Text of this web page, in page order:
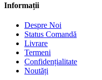
Informații
Despre Noi
Status Comandă
Livrare
Termeni
Confidențialitate
Noutăți